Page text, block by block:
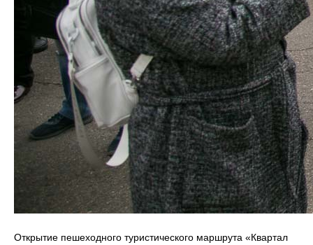
Открытие пешеходного туристического маршрута «Квартал